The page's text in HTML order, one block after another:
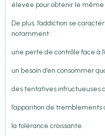
élevée pour obtenir le
De plus, l’addiction se
notamment :
une perte de contrôle face à
un besoin d’en consommer
des tentatives infructueuses
l’apparition de tremblements
la tolérance croissante.